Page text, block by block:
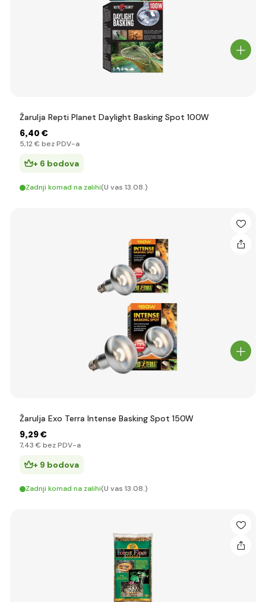
Žarulja Repti Planet Daylight Basking Spot 100W
6,40 €
5,12 € bez PDV-a
+ 6 bodova
Zadnji komad na zalihi(U vas 13.08.)
Žarulja Exo Terra Intense Basking Spot 150W
9,29 €
7,43 € bez PDV-a
+ 9 bodova
Zadnji komad na zalihi(U vas 13.08.)